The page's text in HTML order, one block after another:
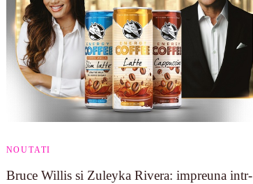
NOUTATI
Bruce Willis si Zuleyka Rivera: impreuna intr-